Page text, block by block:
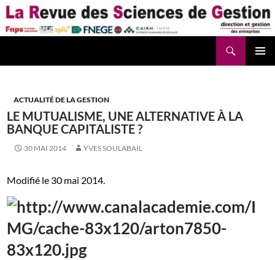
Aller
au
contenu
ACTUALITÉ DE LA GESTION
LE MUTUALISME, UNE ALTERNATIVE À LA
BANQUE CAPITALISTE ?
30 MAI 2014 YVES SOULABAIL
Modifié le 30 mai 2014.